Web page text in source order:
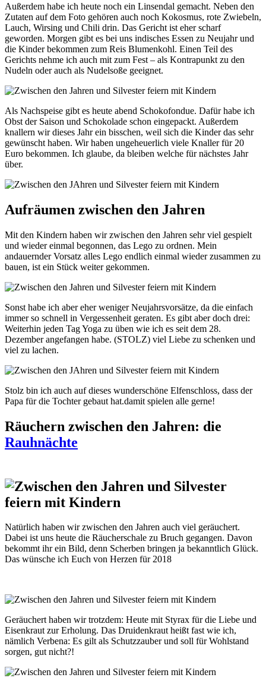
Außerdem habe ich heute noch ein Linsendal gemacht. Neben den
Zutaten auf dem Foto gehören auch noch Kokosmus, rote Zwiebeln,
Lauch, Wirsing und Chili drin. Das Gericht ist eher scharf
geworden. Morgen gibt es bei uns indisches Essen zu Neujahr und
die Kinder bekommen zum Reis Blumenkohl. Einen Teil des
Gerichts nehme ich auch mit zum Fest – als Kontrapunkt zu den
Nudeln oder auch als Nudelsoße geeignet.
Als Nachspeise gibt es heute abend Schokofondue. Dafür habe ich
Obst der Saison und Schokolade schon eingepackt. Außerdem
knallern wir dieses Jahr ein bisschen, weil sich die Kinder das sehr
gewünscht haben. Wir haben ungeheuerlich viele Knaller für 20
Euro bekommen. Ich glaube, da bleiben welche für nächstes Jahr
über.
Aufräumen zwischen den Jahren
Mit den Kindern haben wir zwischen den Jahren sehr viel gespielt
und wieder einmal begonnen, das Lego zu ordnen. Mein
andauernder Vorsatz alles Lego endlich einmal wieder zusammen zu
bauen, ist ein Stück weiter gekommen.
Sonst habe ich aber eher weniger Neujahrsvorsätze, da die einfach
immer so schnell in Vergessenheit geraten. Es gibt aber doch drei:
Weiterhin jeden Tag Yoga zu üben wie ich es seit dem 28.
Dezember angefangen habe. (STOLZ) viel Liebe zu schenken und
viel zu lachen.
Stolz bin ich auch auf dieses wunderschöne Elfenschloss, dass der
Papa für die Tochter gebaut hat.damit spielen alle gerne!
Räuchern zwischen den Jahren: die
Rauhnächte
Natürlich haben wir zwischen den Jahren auch viel geräuchert.
Dabei ist uns heute die Räucherschale zu Bruch gegangen. Davon
bekommt ihr ein Bild, denn Scherben bringen ja bekanntlich Glück.
Das wünsche ich Euch von Herzen für 2018
Geräuchert haben wir trotzdem: Heute mit Styrax für die Liebe und
Eisenkraut zur Erholung. Das Druidenkraut heißt fast wie ich,
nämlich Verbena: Es gilt als Schutzzauber und soll für Wohlstand
sorgen, gut nicht?!